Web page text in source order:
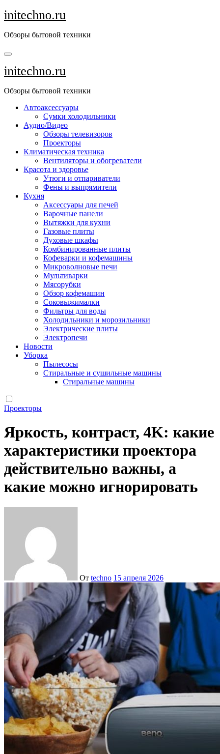
Перейти
к
initechno.ru
Обзоры бытовой техники
initechno.ru
Обзоры бытовой техники
Автоаксессуары
Сумки холодильники
Аудио/Видео
Обзоры телевизоров
Проекторы
Климатическая техника
Вентиляторы и обогреватели
Красота и здоровье
Утюги и отпариватели
Фены и выпрямители
Кухня
Аксессуары для печей
Варочные панели
Вытяжки для кухни
Газовые плиты
Духовые шкафы
Комбинированные плиты
Кофеварки и кофемашины
Микроволновые печи
Мультиварки
Мясорубки
Обзор кофемашин
Соковыжималки
Фильтры для воды
Холодильники и морозильники
Электрические плиты
Электропечи
Новости
Уборка
Пылесосы
Стиральные и сушильные машины
Стиральные машины
Проекторы
Яркость, контраст, 4K: какие
характеристики проектора
действительно важны, а
какие можно игнорировать
От techno 15 апреля 2026